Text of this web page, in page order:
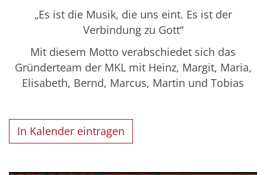
„Es ist die Musik, die uns eint. Es ist der
Verbindung zu Gott“
Mit diesem Motto verabschiedet sich das
Gründerteam der MKL mit Heinz, Margit, Maria,
Elisabeth, Bernd, Marcus, Martin und Tobias
In Kalender eintragen